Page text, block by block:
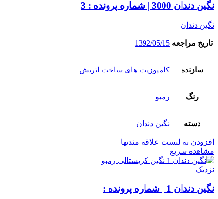
نگین دندان 3000 | شماره پرونده : 3
نگین دندان
تاریخ مراجعه 1392/05/15
سازنده کامپوزیت های ساخت اتریش
رنگ رمبو
دسته نگین دندان
افزودن به لیست علاقه مندیها
مشاهده سریع
نزدیک
نگین دندان 1 | شماره پرونده :